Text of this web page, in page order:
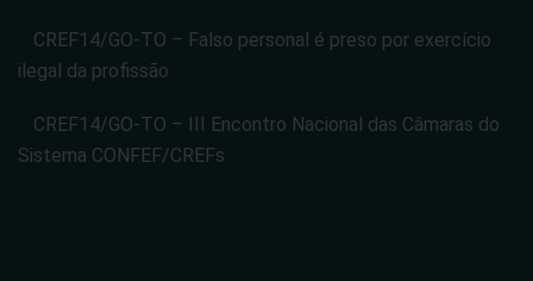
CREF14/GO-TO – Falso personal é preso por exercício
ilegal da profissão
CREF14/GO-TO – III Encontro Nacional das Câmaras do
Sistema CONFEF/CREFs